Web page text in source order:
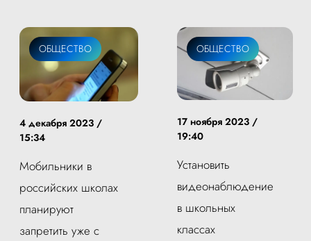
ОБЩЕСТВО
4 декабря 2023 /
15:34
Мобильники в
российских школах
планируют
запретить уже с
ОБЩЕСТВО
17 ноября 2023 /
19:40
Установить
видеонаблюдение
в школьных
классах